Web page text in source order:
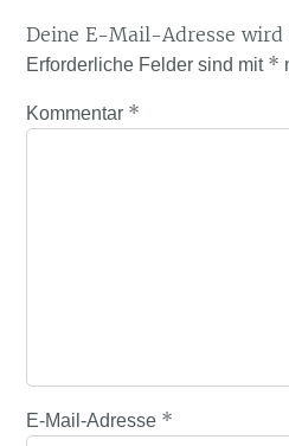
Deine E-Mail-Adresse
Erforderliche Felder sind mit *
Kommentar *
E-Mail-Adresse *